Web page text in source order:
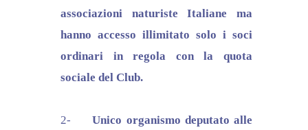
associazioni naturiste Italiane ma
hanno accesso illimitato solo i soci
ordinari in regola con la quota
sociale del Club.
2-Unico organismo deputato alle